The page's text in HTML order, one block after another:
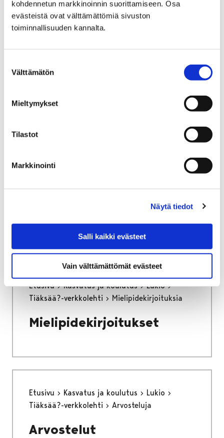
kohdennetun markkinoinnin suorittamiseen. Osa
evästeistä ovat välttämättömiä sivuston
toiminnallisuuden kannalta.
valinta
Välttämätön
Mieltymykset
Tilastot
Markkinointi
Näytä tiedot
Salli kaikki evästeet
Vain välttämättömät evästeet
Katujen päällystystyöt
Yhdistyksille ja seuroille
jälkiasennushissin rakentamiseen
Etusivu Kasvatus ja koulutus
Lukio
Tiäksää?-verkkolehti
Mielipidekirjoituksia
Mielipidekirjoitukset
Etusivu Kasvatus ja koulutus
Lukio
Tiäksää?-verkkolehti
Arvosteluja
Arvostelut